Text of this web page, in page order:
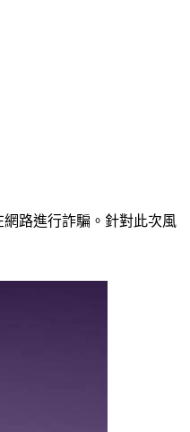
路進行詐騙。針對此次風